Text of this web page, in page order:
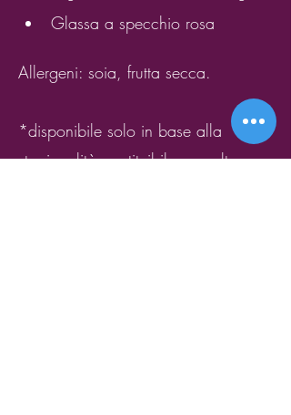
Allergeni: soia, frutta secca.
*disponibile solo in base alla
stagionalità; sostituibile con altra
Glassa a specchio rosa